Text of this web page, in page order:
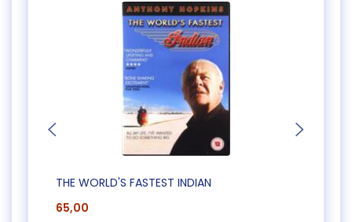
THE WORLD'S FASTEST INDIAN
65,00